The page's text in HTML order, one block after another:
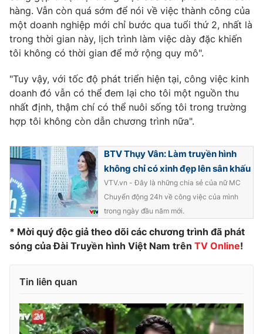
Tư vấn
Chuyên mục khác
Emagazine Podcast
Photo Infographic
Video Shorts video
VTV Money VTV Thể thao
VTV Sức khoẻ Bất động sản
Thị trường 24h Tấm lòng Việt
Liên hệ tòa soạn English
hàng. Vẫn còn quá sớm để nói về việc thành công của
một doanh nghiệp mới chỉ bước qua tuổi thứ 2, nhất là
trong thời gian này, lịch trình làm việc dày đặc khiến
tôi không có thời gian để mở rộng quy mô".
"Tuy vậy, với tốc độ phát triển hiện tại, công việc kinh
doanh đó vẫn có thể đem lại cho tôi một nguồn thu
nhất định, thậm chí có thể nuôi sống tôi trong trường
hợp tôi không còn dẫn chương trình nữa".
BTV Thụy Vân: Làm truyền hình
không chỉ có xinh đẹp lên sân khấu
VTV.vn - Đây là những chia sẻ của nữ MC
Chuyển động 24h về công việc của mình
trong ngày đầu năm mới.
* Mời quý độc giả theo dõi các chương trình đã phát
sóng của Đài Truyền hình Việt Nam trên TV Online!
Tin liên quan